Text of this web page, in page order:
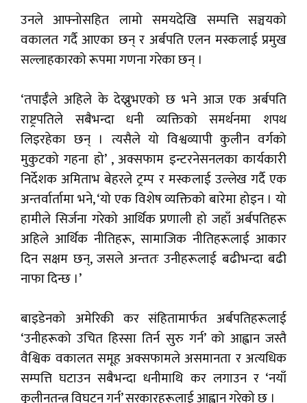
उनले आफ्नोसहित लामो समयदेखि सम्पत्ति सञ्चयको
वकालत गर्दै आएका छन् र अर्बपति एलन मस्कलाई प्रमुख
सल्लाहकारको रूपमा गणना गरेका छन् ।
‘तपाईँले अहिले के देख्नुभएको छ भने आज एक अर्बपति
राष्ट्रपतिले सबैभन्दा धनी व्यक्तिको समर्थनमा शपथ
लिइरहेका छन् । त्यसैले यो विश्वव्यापी कुलीन वर्गको
मुकुटको गहना हो’ , अक्सफाम इन्टरनेसनलका कार्यकारी
निर्देशक अमिताभ बेहरले ट्रम्प र मस्कलाई उल्लेख गर्दै एक
अन्तर्वार्तामा भने, ‘यो एक विशेष व्यक्तिको बारेमा होइन । यो
हामीले सिर्जना गरेको आर्थिक प्रणाली हो जहाँ अर्बपतिहरू
अहिले आर्थिक नीतिहरू, सामाजिक नीतिहरूलाई आकार
दिन सक्षम छन्, जसले अन्ततः उनीहरूलाई बढीभन्दा बढी
नाफा दिन्छ ।’
बाइडेनको अमेरिकी कर संहितामार्फत अर्बपतिहरूलाई
‘उनीहरूको उचित हिस्सा तिर्न सुरु गर्न’ को आह्वान जस्तै
वैश्विक वकालत समूह अक्सफामले असमानता र अत्यधिक
सम्पत्ति घटाउन सबैभन्दा धनीमाथि कर लगाउन र ‘नयाँ
कुलीनतन्त्र विघटन गर्न’ सरकारहरूलाई आह्वान गरेको छ ।